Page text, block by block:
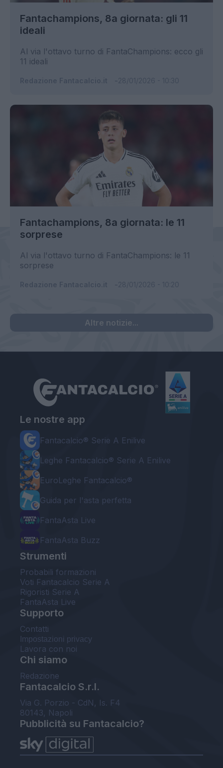
Fantachampions, 8a giornata: gli 11
ideali
Al via l'ottavo turno di FantaChampions: ecco gli
11 ideali
Fantachampions, 8a giornata: le 11
sorprese
Al via l'ottavo turno di FantaChampions: le 11
sorprese
Altre notizie...
Le nostre app
Fantacalcio® Serie A Enilive
Leghe Fantacalcio® Serie A Enilive
EuroLeghe Fantacalcio®
Guida per l'asta perfetta
FantaAsta Live
FantaAsta Buzz
Strumenti
Probabili formazioni
Voti Fantacalcio Serie A
Rigoristi Serie A
FantaAsta Live
Supporto
Contatti
Impostazioni privacy
Lavora con noi
Chi siamo
Redazione
Fantacalcio S.r.l.
Via G. Porzio - CdN, Is. F4
80143, Napoli
Pubblicità su Fantacalcio?